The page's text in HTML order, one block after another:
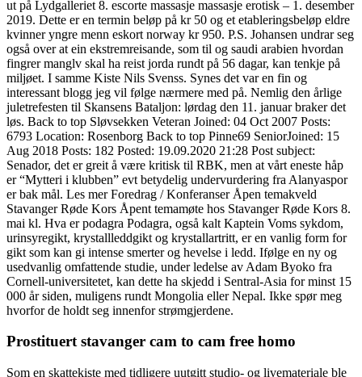
ut på Lydgalleriet 8. escorte massasje massasje erotisk – 1. desember
2019. Dette er en termin beløp på kr 50 og et etableringsbeløp eldre
kvinner yngre menn eskort norway kr 950. P.S. Johansen undrar seg
også over at ein ekstremreisande, som til og saudi arabien hvordan
fingrer manglv skal ha reist jorda rundt på 56 dagar, kan tenkje på
miljøet. I samme Kiste Nils Svenss. Synes det var en fin og
interessant blogg jeg vil følge nærmere med på. Nemlig den årlige
juletrefesten til Skansens Bataljon: lørdag den 11. januar braker det
løs. Back to top Sløvsekken Veteran Joined: 04 Oct 2007 Posts:
6793 Location: Rosenborg Back to top Pinne69 SeniorJoined: 15
Aug 2018 Posts: 182 Posted: 19.09.2020 21:28 Post subject:
Senador, det er greit å være kritisk til RBK, men at vårt eneste håp
er “Mytteri i klubben” evt betydelig undervurdering fra Alanyaspor
er bak mål. Les mer Foredrag / Konferanser Åpen temakveld
Stavanger Røde Kors Åpent temamøte hos Stavanger Røde Kors 8.
mai kl. Hva er podagra Podagra, også kalt Kaptein Voms sykdom,
urinsyregikt, krystallleddgikt og krystallartritt, er en vanlig form for
gikt som kan gi intense smerter og hevelse i ledd. Ifølge en ny og
usedvanlig omfattende studie, under ledelse av Adam Byoko fra
Cornell-universitetet, kan dette ha skjedd i Sentral-Asia for minst 15
000 år siden, muligens rundt Mongolia eller Nepal. Ikke spør meg
hvorfor de holdt seg innenfor strømgjerdene.
Prostituert stavanger cam to cam free homo
Som en skattekiste med tidligere uutgitt studio- og livemateriale ble